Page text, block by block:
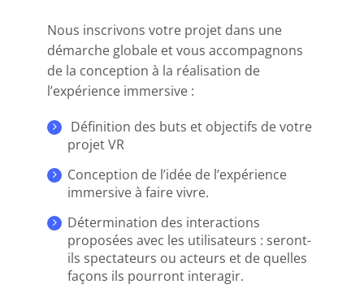
Nous inscrivons votre projet dans une
démarche globale et vous accompagnons
de la conception à la réalisation de
l’expérience immersive :
Définition des buts et objectifs de votre
projet VR
Conception de l’idée de l’expérience
immersive à faire vivre.
Détermination des interactions
proposées avec les utilisateurs : seront-
ils spectateurs ou acteurs et de quelles
façons ils pourront interagir.